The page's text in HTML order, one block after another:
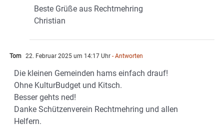
Beste Grüße aus Rechtmehring
Christian
Tom 22. Februar 2025 um 14:17 Uhr - Antworten
Die kleinen Gemeinden hams einfach drauf!
Ohne KulturBudget und Kitsch.
Besser gehts ned!
Danke Schützenverein Rechtmehring und allen
Helfern.